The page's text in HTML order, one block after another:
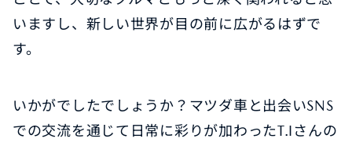
いますし、新しい世界が目の前に広がるはずで
す。
いかがでしたでしょうか？マツダ車と出会いSNS
での交流を通じて日常に彩りが加わったT.Iさんの